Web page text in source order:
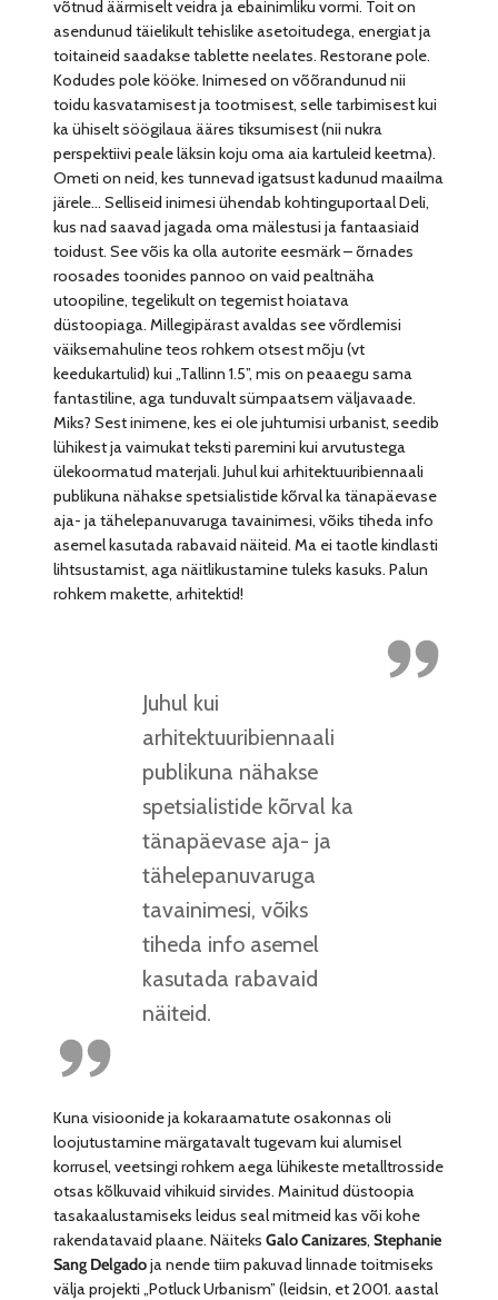
võtnud äärmiselt veidra ja ebainimliku vormi. Toit on
asendunud täielikult tehislike asetoitudega, energiat ja
toitaineid saadakse tablette neelates. Restorane pole.
Kodudes pole kööke. Inimesed on võõrandunud nii
toidu kasvatamisest ja tootmisest, selle tarbimisest kui
ka ühiselt söögilaua ääres tiksumisest (nii nukra
perspektiivi peale läksin koju oma aia kartuleid keetma).
Ometi on neid, kes tunnevad igatsust kadunud maailma
järele… Selliseid inimesi ühendab kohtinguportaal Deli,
kus nad saavad jagada oma mälestusi ja fantaasiaid
toidust. See võis ka olla autorite eesmärk – õrnades
roosades toonides pannoo on vaid pealtnäha
utoopiline, tegelikult on tegemist hoiatava
düstoopiaga. Millegipärast avaldas see võrdlemisi
väiksemahuline teos rohkem otsest mõju (vt
keedukartulid) kui „Tallinn 1.5”, mis on peaaegu sama
fantastiline, aga tunduvalt sümpaatsem väljavaade.
Miks? Sest inimene, kes ei ole juhtumisi urbanist, seedib
lühikest ja vaimukat teksti paremini kui arvutustega
ülekoormatud materjali. Juhul kui arhitektuuribiennaali
publikuna nähakse spetsialistide kõrval ka tänapäevase
aja- ja tähelepanuvaruga tavainimesi, võiks tiheda info
asemel kasutada rabavaid näiteid. Ma ei taotle kindlasti
lihtsustamist, aga näitlikustamine tuleks kasuks. Palun
rohkem makette, arhitektid!
Juhul kui
arhitektuuribiennaali
publikuna nähakse
spetsialistide kõrval ka
tänapäevase aja- ja
tähelepanuvaruga
tavainimesi, võiks
tiheda info asemel
kasutada rabavaid
näiteid.
Kuna visioonide ja kokaraamatute osakonnas oli
loojutustamine märgatavalt tugevam kui alumisel
korrusel, veetsingi rohkem aega lühikeste metalltrosside
otsas kõlkuvaid vihikuid sirvides. Mainitud düstoopia
tasakaalustamiseks leidus seal mitmeid kas või kohe
rakendatavaid plaane. NäiteksGalo Canizares,Stephanie
Sang Delgadoja nende tiim pakuvad linnade toitmiseks
välja projekti „Potluck Urbanism” (leidsin, et 2001. aastal